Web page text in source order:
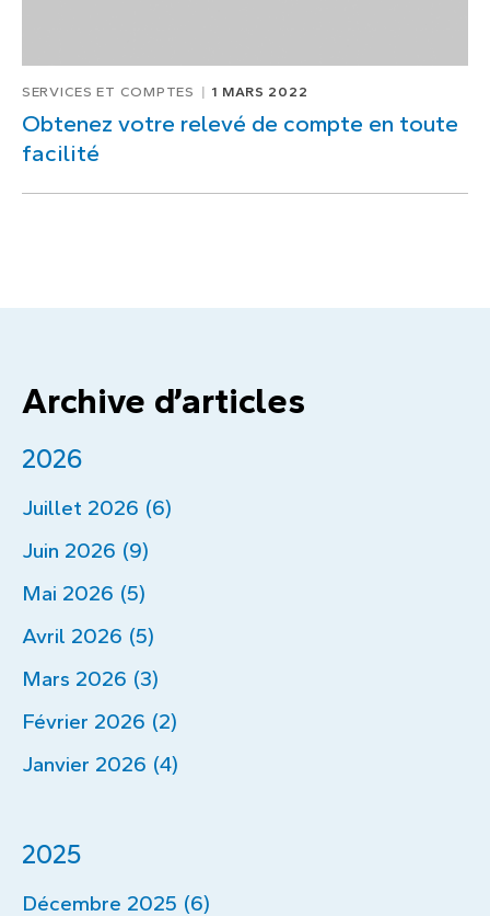
SERVICES ET COMPTES 1 MARS 2022
Obtenez votre relevé de compte en toute
facilité
Archive d’articles
2026
Juillet 2026 (6)
Juin 2026 (9)
Mai 2026 (5)
Avril 2026 (5)
Mars 2026 (3)
Février 2026 (2)
Janvier 2026 (4)
2025
Décembre 2025 (6)